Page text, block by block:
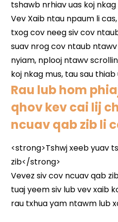
Rau lub hom
qhov kev cai lij
ncuav qab zib li